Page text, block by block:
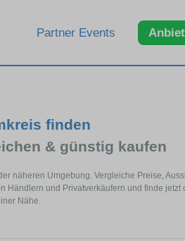
Partner Events
finden
& günstig kaufen
näheren Umgebung. Vergleiche Preise,
Händlern und Privatverkäufern und finde jetzt
Nähe.